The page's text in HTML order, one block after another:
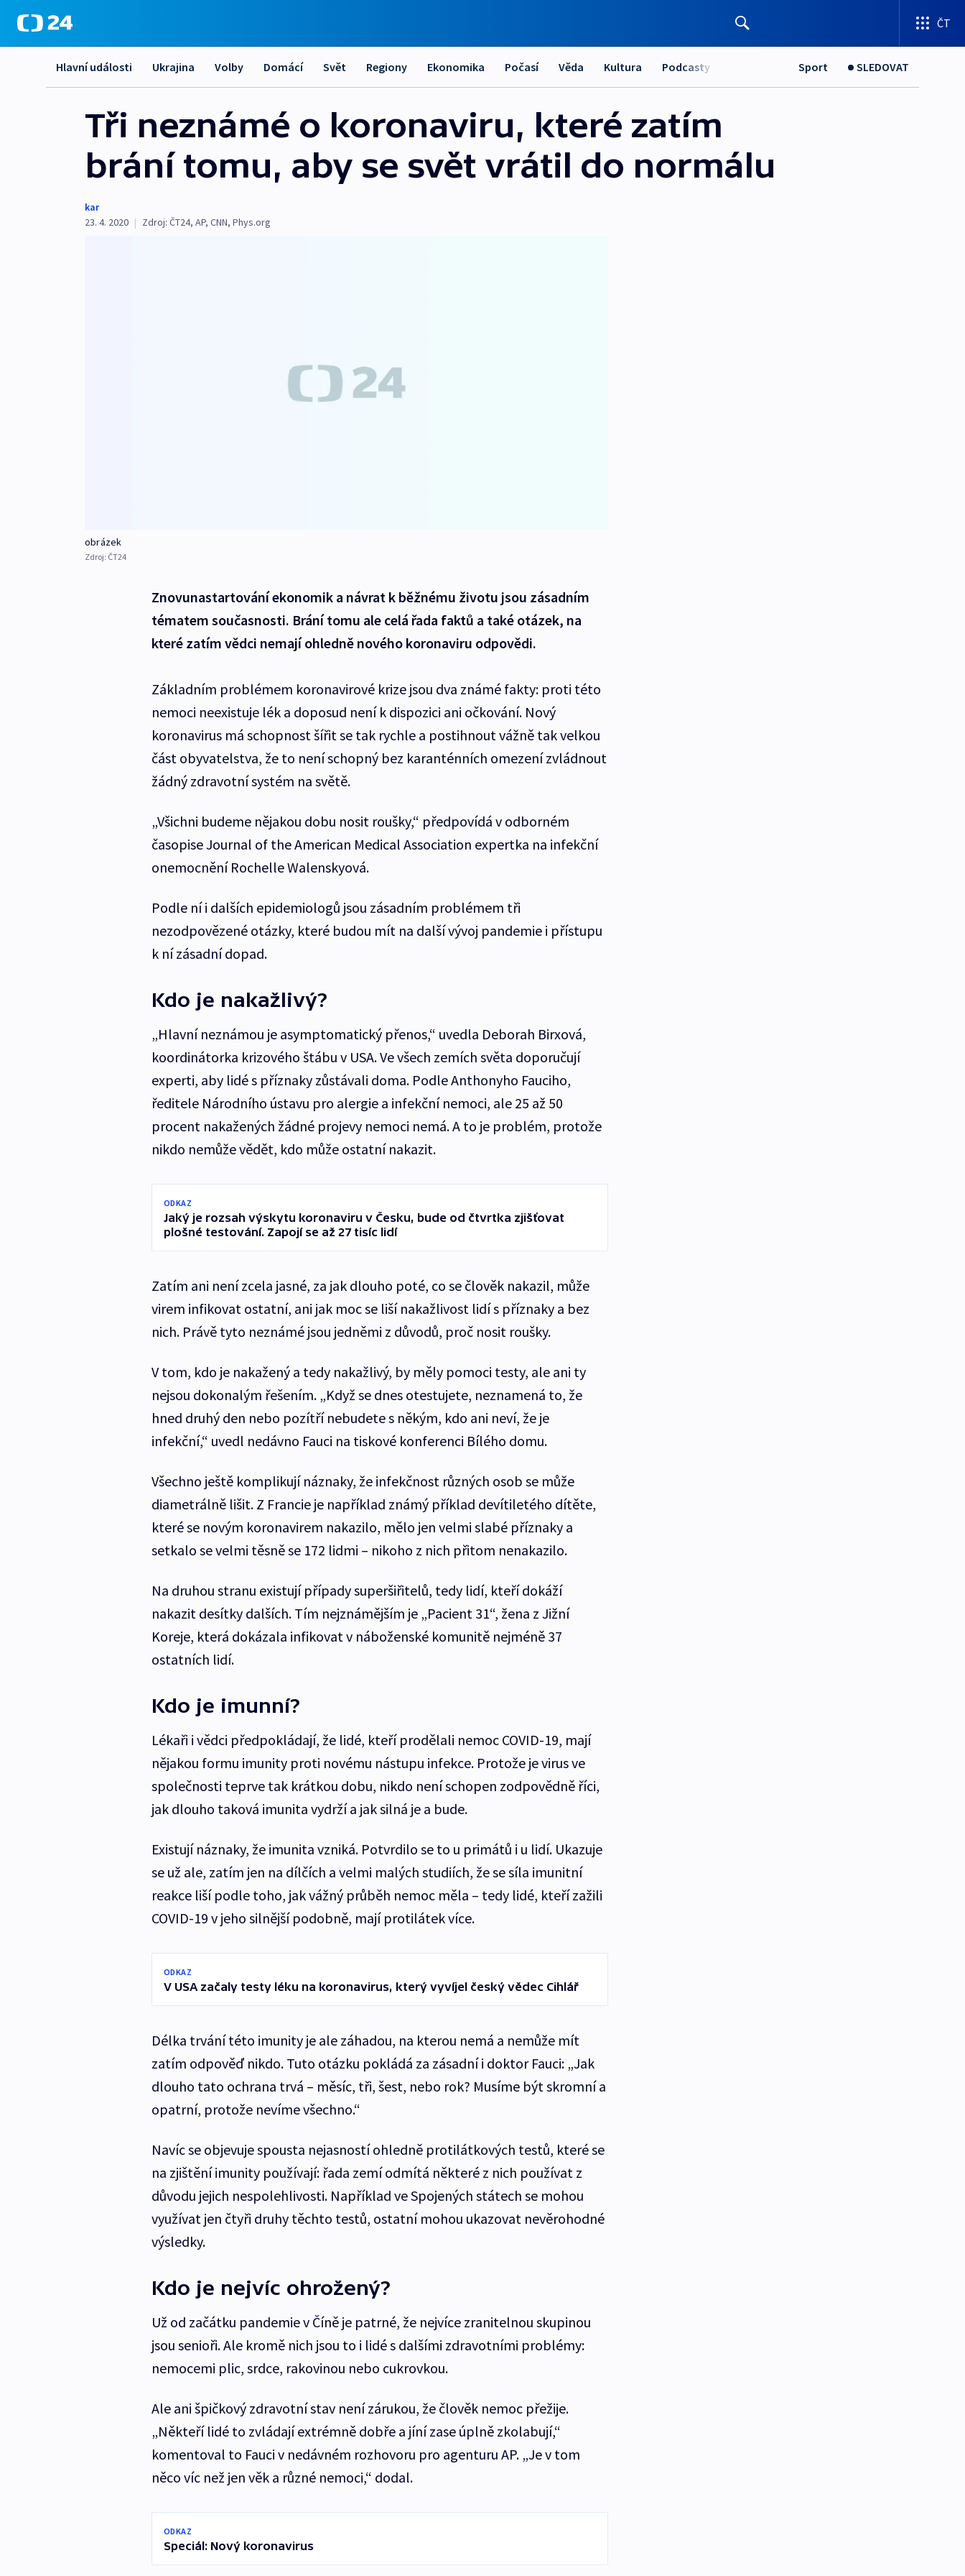
ČT
Hlavní události Ukrajina Volby Domácí Svět Regiony Ekonomika Počasí Věda Kultura Podcasty Sport SLEDOVAT
Tři neznámé o koronaviru, které zatím
brání tomu, aby se svět vrátil do normálu
kar
23. 4. 2020 | Zdroj: ČT24, AP, CNN, Phys.org
obrázek
Zdroj: ČT24
Znovunastartování ekonomik a návrat k běžnému životu jsou zásadním
tématem současnosti. Brání tomu ale celá řada faktů a také otázek, na
které zatím vědci nemají ohledně nového koronaviru odpovědi.
Základním problémem koronavirové krize jsou dva známé fakty: proti této
nemoci neexistuje lék a doposud není k dispozici ani očkování. Nový
koronavirus má schopnost šířit se tak rychle a postihnout vážně tak velkou
část obyvatelstva, že to není schopný bez karanténních omezení zvládnout
žádný zdravotní systém na světě.
„Všichni budeme nějakou dobu nosit roušky,“ předpovídá v odborném
časopise Journal of the American Medical Association expertka na infekční
onemocnění Rochelle Walenskyová.
Podle ní i dalších epidemiologů jsou zásadním problémem tři
nezodpovězené otázky, které budou mít na další vývoj pandemie i přístupu
k ní zásadní dopad.
Kdo je nakažlivý?
„Hlavní neznámou je asymptomatický přenos,“ uvedla Deborah Birxová,
koordinátorka krizového štábu v USA. Ve všech zemích světa doporučují
experti, aby lidé s příznaky zůstávali doma. Podle Anthonyho Fauciho,
ředitele Národního ústavu pro alergie a infekční nemoci, ale 25 až 50
procent nakažených žádné projevy nemoci nemá. A to je problém, protože
nikdo nemůže vědět, kdo může ostatní nakazit.
ODKAZ
Jaký je rozsah výskytu koronaviru v Česku, bude od čtvrtka zjišťovat
plošné testování. Zapojí se až 27 tisíc lidí
Zatím ani není zcela jasné, za jak dlouho poté, co se člověk nakazil, může
virem infikovat ostatní, ani jak moc se liší nakažlivost lidí s příznaky a bez
nich. Právě tyto neznámé jsou jedněmi z důvodů, proč nosit roušky.
V tom, kdo je nakažený a tedy nakažlivý, by měly pomoci testy, ale ani ty
nejsou dokonalým řešením. „Když se dnes otestujete, neznamená to, že
hned druhý den nebo pozítří nebudete s někým, kdo ani neví, že je
infekční,“ uvedl nedávno Fauci na tiskové konferenci Bílého domu.
Všechno ještě komplikují náznaky, že infekčnost různých osob se může
diametrálně lišit. Z Francie je například známý příklad devítiletého dítěte,
které se novým koronavirem nakazilo, mělo jen velmi slabé příznaky a
setkalo se velmi těsně se 172 lidmi – nikoho z nich přitom nenakazilo.
Na druhou stranu existují případy superšiřitelů, tedy lidí, kteří dokáží
nakazit desítky dalších. Tím nejznámějším je „Pacient 31“, žena z Jižní
Koreje, která dokázala infikovat v náboženské komunitě nejméně 37
ostatních lidí.
Kdo je imunní?
Lékaři i vědci předpokládají, že lidé, kteří prodělali nemoc COVID-19, mají
nějakou formu imunity proti novému nástupu infekce. Protože je virus ve
společnosti teprve tak krátkou dobu, nikdo není schopen zodpovědně říci,
jak dlouho taková imunita vydrží a jak silná je a bude.
Existují náznaky, že imunita vzniká. Potvrdilo se to u primátů i u lidí. Ukazuje
se už ale, zatím jen na dílčích a velmi malých studiích, že se síla imunitní
reakce liší podle toho, jak vážný průběh nemoc měla – tedy lidé, kteří zažili
COVID-19 v jeho silnější podobně, mají protilátek více.
ODKAZ
V USA začaly testy léku na koronavirus, který vyvíjel český vědec Cihlář
Délka trvání této imunity je ale záhadou, na kterou nemá a nemůže mít
zatím odpověď nikdo. Tuto otázku pokládá za zásadní i doktor Fauci: „Jak
dlouho tato ochrana trvá – měsíc, tři, šest, nebo rok? Musíme být skromní a
opatrní, protože nevíme všechno.“
Navíc se objevuje spousta nejasností ohledně protilátkových testů, které se
na zjištění imunity používají: řada zemí odmítá některé z nich používat z
důvodu jejich nespolehlivosti. Například ve Spojených státech se mohou
využívat jen čtyři druhy těchto testů, ostatní mohou ukazovat nevěrohodné
výsledky.
Kdo je nejvíc ohrožený?
Už od začátku pandemie v Číně je patrné, že nejvíce zranitelnou skupinou
jsou senioři. Ale kromě nich jsou to i lidé s dalšími zdravotními problémy:
nemocemi plic, srdce, rakovinou nebo cukrovkou.
Ale ani špičkový zdravotní stav není zárukou, že člověk nemoc přežije.
„Někteří lidé to zvládají extrémně dobře a jíní zase úplně zkolabují,“
komentoval to Fauci v nedávném rozhovoru pro agenturu AP. „Je v tom
něco víc než jen věk a různé nemoci,“ dodal.
ODKAZ
Speciál: Nový koronavirus